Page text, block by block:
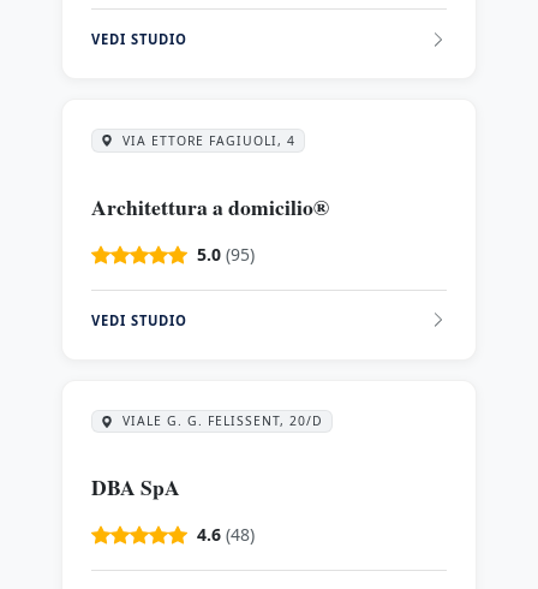
VEDI STUDIO
VIA ETTORE FAGIUOLI, 4
Architettura a domicilio®
5.0 (95)
VEDI STUDIO
VIALE G. G. FELISSENT, 20/D
DBA SpA
4.6 (48)